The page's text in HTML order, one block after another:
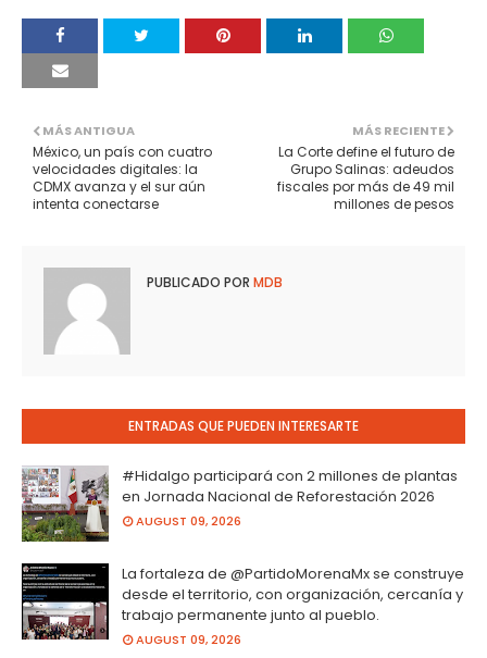
MÁS RECIENTE
La Corte define el futuro de
Grupo Salinas: adeudos
fiscales por más de 49 mil
millones de pesos
MÁS ANTIGUA
México, un país con cuatro
velocidades digitales: la
CDMX avanza y el sur aún
intenta conectarse
PUBLICADO POR MDB
ENTRADAS QUE PUEDEN INTERESARTE
#Hidalgo participará con 2 millones de plantas
en Jornada Nacional de Reforestación 2026
AUGUST 09, 2026
La fortaleza de @PartidoMorenaMx se construye
desde el territorio, con organización, cercanía y
trabajo permanente junto al pueblo.
AUGUST 09, 2026